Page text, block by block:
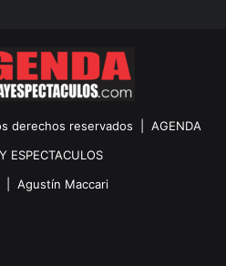
derechos reservados | AGENDA
ESPECTACULOS
| Agustín Maccari